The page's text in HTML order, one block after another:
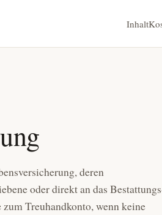
Inhalt
deren
oder direkt an das
Treuhandkonto, wenn keine